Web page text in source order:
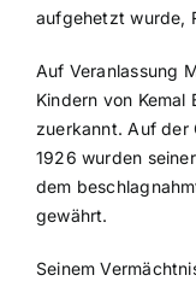
aufgehetzt wurde,
Auf Veranlassung
Kindern von Kemal
zuerkannt. Auf der
1926 wurden
dem
gewährt.
Seinem